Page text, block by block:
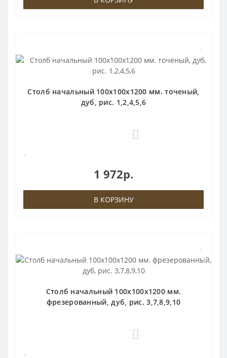
Столб начальный 100х100х1200 мм. точеный,
дуб, рис. 1,2,4,5,6
..
1 972р.
В КОРЗИНУ
Столб начальный 100х100х1200 мм.
фрезерованный, дуб, рис. 3,7,8,9,10
..